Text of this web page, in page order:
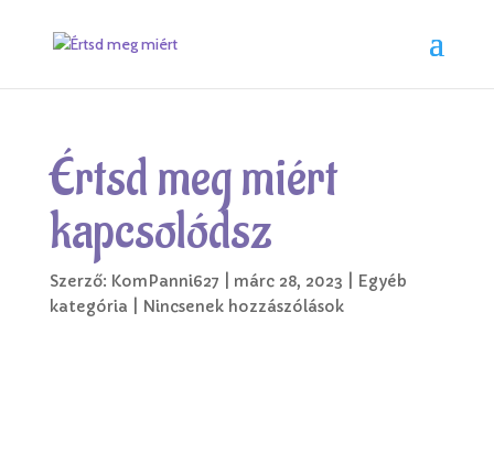
Értsd meg miért
kapcsolódsz
Szerző: KomPanni627 márc 28, 2023
Egyéb
kategória
Nincsenek hozzászólások